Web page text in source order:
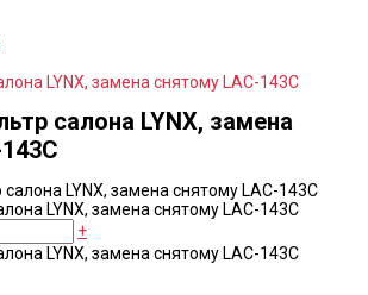
LYNX, замена снятому LAC-143C
салона LYNX, замена
LYNX, замена снятому LAC-143C
+
LYNX, замена снятому LAC-143C